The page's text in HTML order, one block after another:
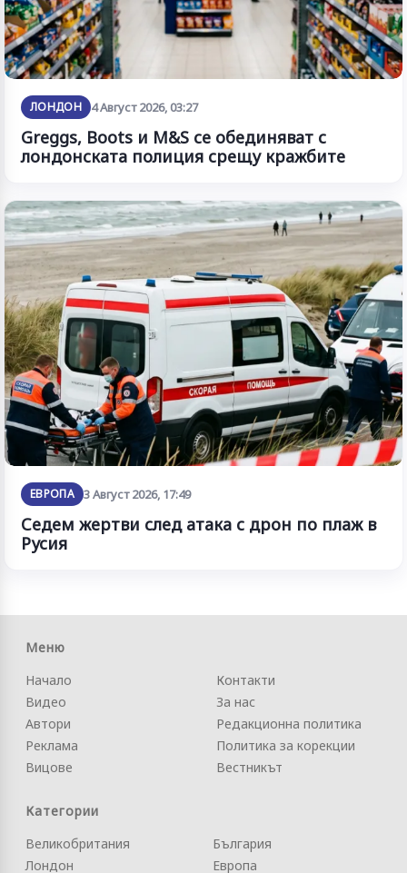
ЛОНДОН 4 Август 2026, 03:27
Greggs, Boots и M&S се обединяват с
лондонската полиция срещу кражбите
ЕВРОПА 3 Август 2026, 17:49
Седем жертви след атака с дрон по плаж в
Русия
Меню
Начало
Видео
Автори
Реклама
Вицове
Контакти
За нас
Редакционна политика
Политика за корекции
Вестникът
Категории
Великобритания
Лондон
България
Европа